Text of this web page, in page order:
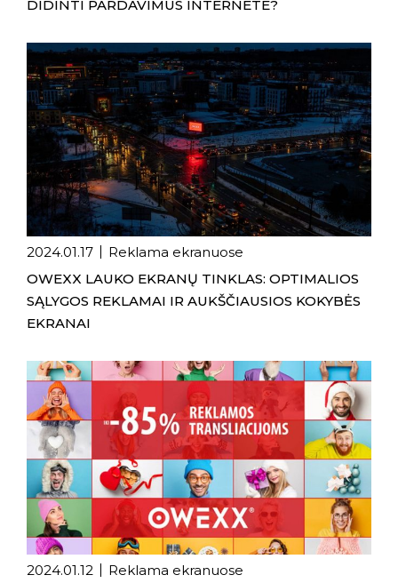
DIDINTI PARDAVIMUS INTERNETE?
2024.01.17
Reklama ekranuose
OWEXX LAUKO EKRANŲ TINKLAS: OPTIMALIOS
SĄLYGOS REKLAMAI IR AUKŠČIAUSIOS KOKYBĖS
EKRANAI
2024.01.12
Reklama ekranuose